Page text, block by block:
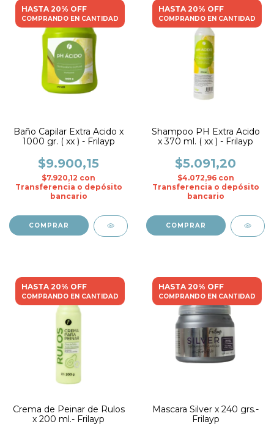
HASTA 20% OFF
COMPRANDO EN CANTIDAD
Baño Capilar Extra Acido x
1000 gr. ( xx ) - Frilayp
$9.900,15
$7.920,12 con
Transferencia o depósito
bancario
HASTA 20% OFF
COMPRANDO EN CANTIDAD
Shampoo PH Extra Acido
x 370 ml. ( xx ) - Frilayp
$5.091,20
$4.072,96 con
Transferencia o depósito
bancario
HASTA 20% OFF
COMPRANDO EN CANTIDAD
Crema de Peinar de Rulos
x 200 ml.- Frilayp
HASTA 20% OFF
COMPRANDO EN CANTIDAD
Mascara Silver x 240 grs.-
Frilayp